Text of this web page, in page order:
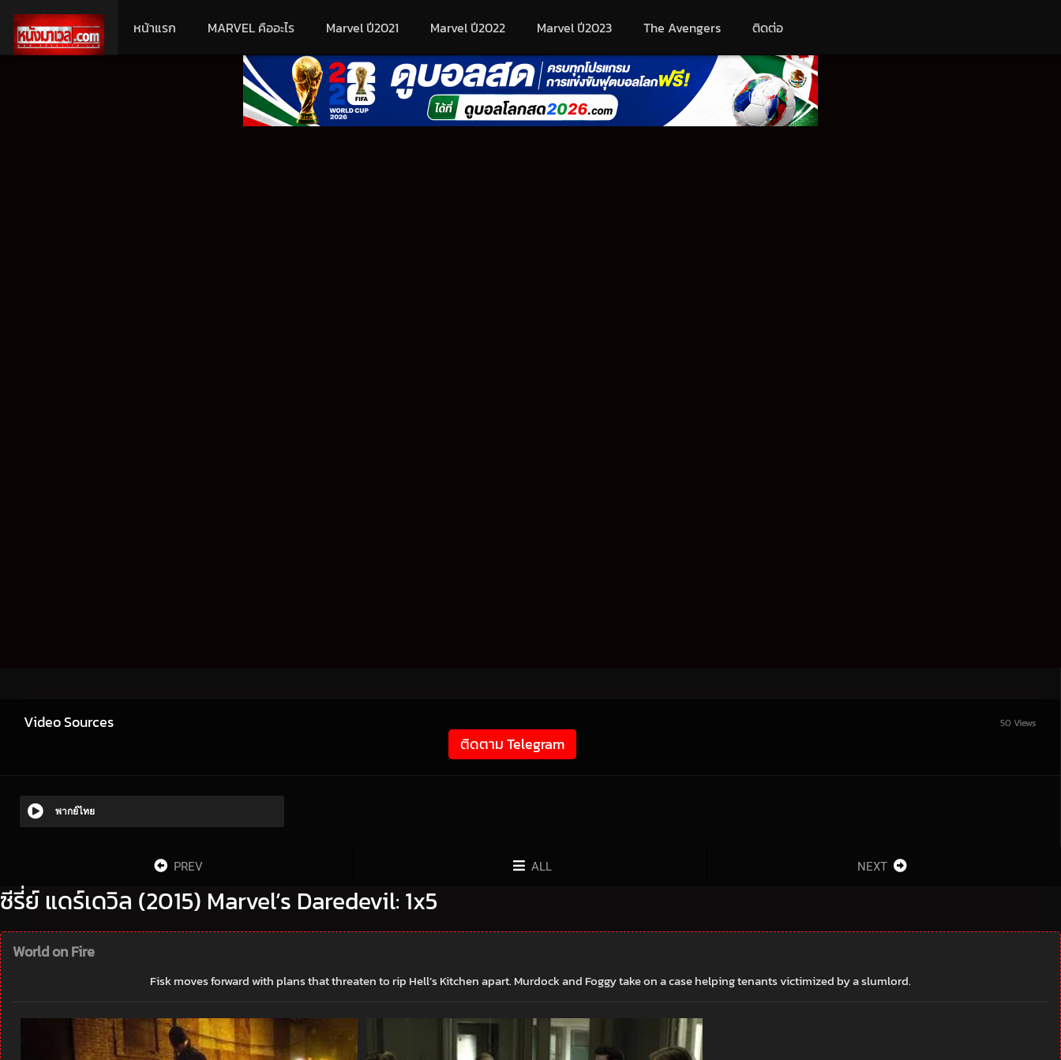
หน้าแรก MARVEL คืออะไร Marvel ปี2021 Marvel ปี2022 Marvel ปี2023 The Avengers ติดต่อ
Video Sources 50 Views
ติดตาม Telegram
พากย์ไทย
PREV ALL NEXT
ซีรี่ย์ แดร์เดวิล (2015) Marvel’s Daredevil: 1x5
World on Fire
Fisk moves forward with plans that threaten to rip Hell’s Kitchen apart. Murdock and Foggy take on a case helping tenants victimized by a slumlord.